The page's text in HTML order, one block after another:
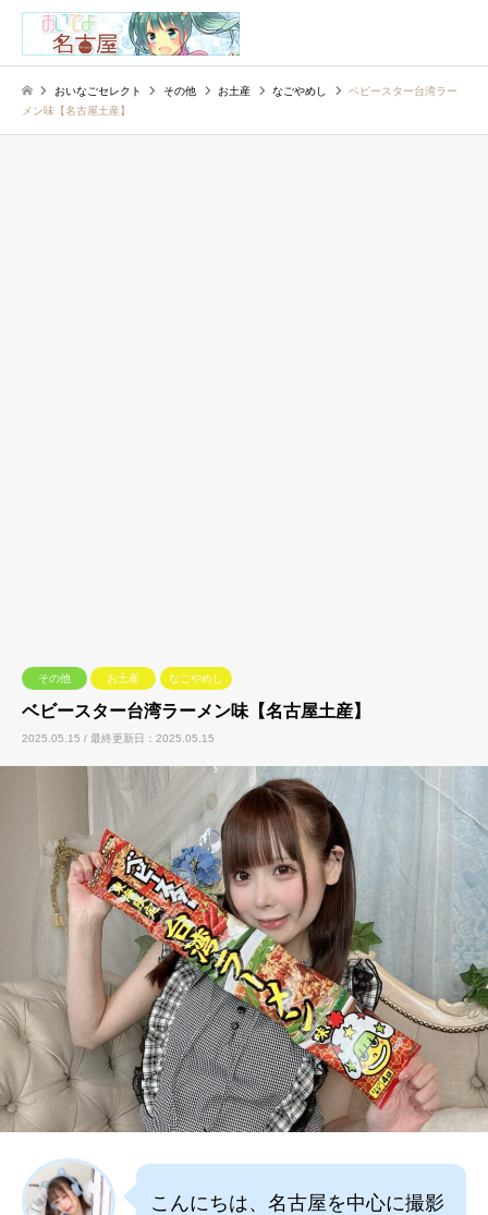
おいなごセレクト その他 お土産 なごやめし
ベビースター台湾ラー
メン味【名古屋土産】
その他 お土産 なごやめし
ベビースター台湾ラーメン味【名古屋土産】
2025.05.15 / 最終更新日：2025.05.15
こんにちは、名古屋を中心に撮影